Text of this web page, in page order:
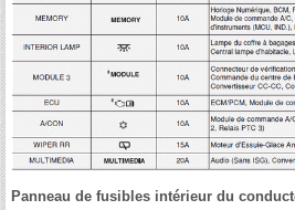
Panneau de fusibles intérieur du